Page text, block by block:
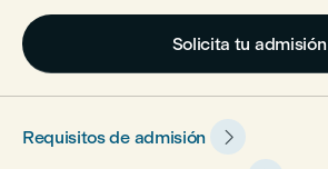
Solicita tu admisión
Requisitos de admisión 